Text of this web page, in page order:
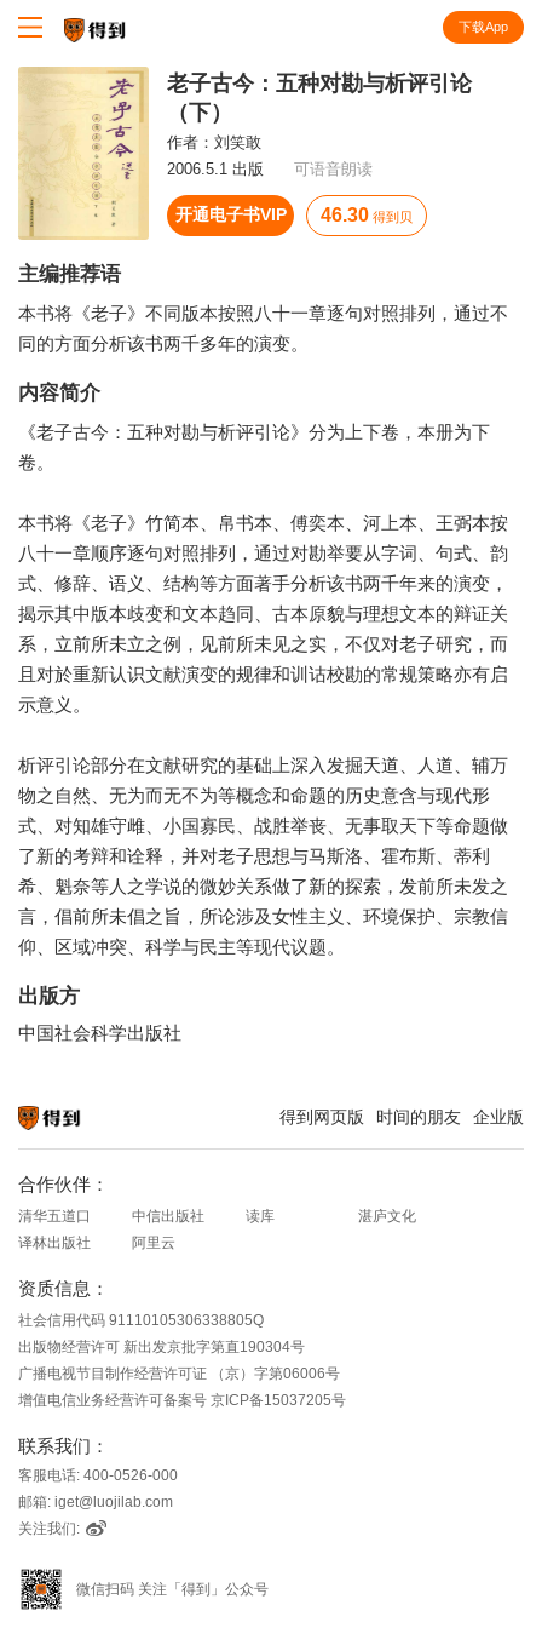
下载App
老子古今：五种对勘与析评引论
（下）
作者： 刘笑敢
2006.5.1 出版
可语音朗读
开通电子书VIP 46.30 得到贝
主编推荐语
本书将《老子》不同版本按照八十一章逐句对照排列，通过不
同的方面分析该书两千多年的演变。
内容简介
《老子古今：五种对勘与析评引论》分为上下卷，本册为下
卷。
本书将《老子》竹简本、帛书本、傅奕本、河上本、王弼本按
八十一章顺序逐句对照排列，通过对勘举要从字词、句式、韵
式、修辞、语义、结构等方面著手分析该书两千年来的演变，
揭示其中版本歧变和文本趋同、古本原貌与理想文本的辩证关
系，立前所未立之例，见前所未见之实，不仅对老子研究，而
且对於重新认识文献演变的规律和训诂校勘的常规策略亦有启
示意义。
析评引论部分在文献研究的基础上深入发掘天道、人道、辅万
物之自然、无为而无不为等概念和命题的历史意含与现代形
式、对知雄守雌、小国寡民、战胜举丧、无事取天下等命题做
了新的考辩和诠释，并对老子思想与马斯洛、霍布斯、蒂利
希、魁奈等人之学说的微妙关系做了新的探索，发前所未发之
言，倡前所未倡之旨，所论涉及女性主义、环境保护、宗教信
仰、区域冲突、科学与民主等现代议题。
出版方
中国社会科学出版社
得到网页版 时间的朋友 企业版
合作伙伴：
清华五道口 中信出版社 读库
湛庐文化
译林出版社
阿里云
资质信息：
社会信用代码 91110105306338805Q
出版物经营许可 新出发京批字第直190304号
广播电视节目制作经营许可证 （京）字第06006号
增值电信业务经营许可备案号 京ICP备15037205号
联系我们：
客服电话: 400-0526-000
邮箱: iget@luojilab.com
关注我们:
微信扫码 关注「得到」公众号